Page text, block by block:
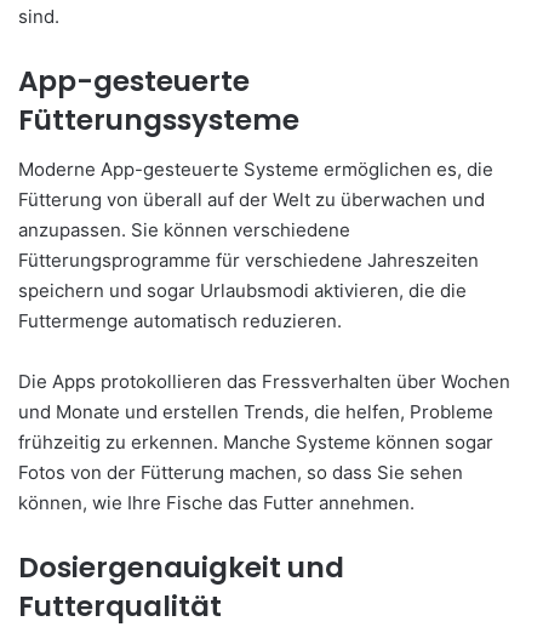
sind.
App-gesteuerte
Fütterungssysteme
Moderne App-gesteuerte Systeme ermöglichen es, die
Fütterung von überall auf der Welt zu überwachen und
anzupassen. Sie können verschiedene
Fütterungsprogramme für verschiedene Jahreszeiten
speichern und sogar Urlaubsmodi aktivieren, die die
Futtermenge automatisch reduzieren.
Die Apps protokollieren das Fressverhalten über Wochen
und Monate und erstellen Trends, die helfen, Probleme
frühzeitig zu erkennen. Manche Systeme können sogar
Fotos von der Fütterung machen, so dass Sie sehen
können, wie Ihre Fische das Futter annehmen.
Dosiergenauigkeit und
Futterqualität